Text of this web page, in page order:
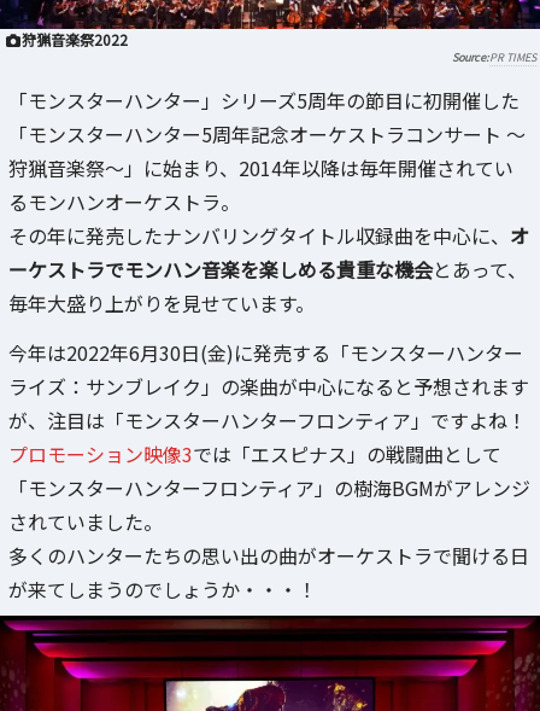
狩猟音楽祭2022
PR TIMES
「モンスターハンター」シリーズ5周年の節目に初開催した
「モンスターハンター5周年記念オーケストラコンサート ～
狩猟音楽祭～」に始まり、2014年以降は毎年開催されてい
るモンハンオーケストラ。
その年に発売したナンバリングタイトル収録曲を中心に、 オ
ーケストラでモンハン音楽を楽しめる貴重な機会とあって、
毎年大盛り上がりを見せています。
今年は2022年6月30日(金)に発売する「モンスターハンター
ライズ：サンブレイク」の楽曲が中心になると予想されます
が、注目は「モンスターハンターフロンティア」ですよね！
プロモーション映像3では「エスピナス」の戦闘曲として
「モンスターハンターフロンティア」の樹海BGMがアレンジ
されていました。
多くのハンターたちの思い出の曲がオーケストラで聞ける日
が来てしまうのでしょうか・・・！